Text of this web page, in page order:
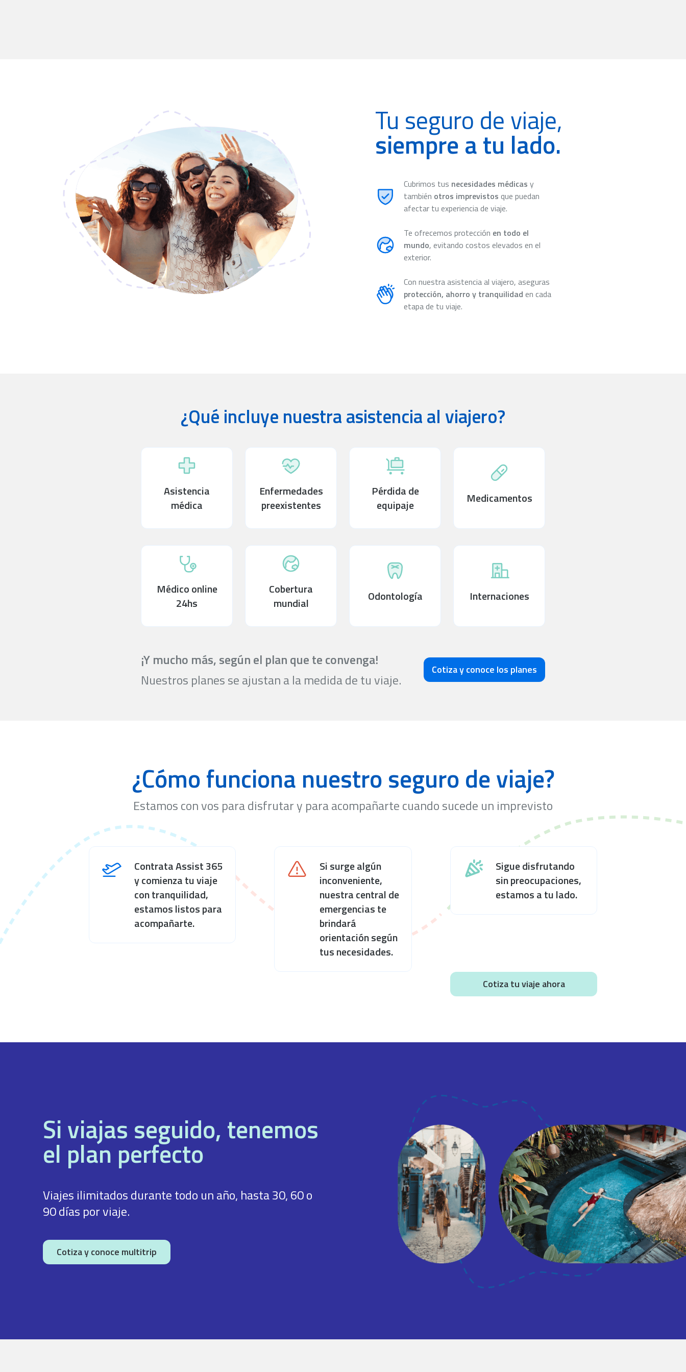
Tu seguro de viaje,
siempre a tu lado.
Cubrimos tus necesidades médicas y
también otros imprevistos que puedan
afectar tu experiencia de viaje.
Te ofrecemos protección en todo el
mundo, evitando costos elevados en el
exterior.
Con nuestra asistencia al viajero, aseguras
protección, ahorro y tranquilidad en cada
etapa de tu viaje.
¿Qué incluye nuestra asistencia al viajero?
Asistencia
médica
Enfermedades
preexistentes
Pérdida de
equipaje
Medicamentos
Médico online
24hs
Cobertura
mundial
Odontología Internaciones
¡Y mucho más, según el plan que te convenga!
Nuestros planes se ajustan a la medida de tu viaje.
Cotiza y conoce los planes
¿Cómo funciona nuestro seguro de viaje?
Estamos con vos para disfrutar y para acompañarte cuando sucede un imprevisto
Contrata Assist 365
y comienza tu viaje
con tranquilidad,
estamos listos para
acompañarte.
Si surge algún
inconveniente,
nuestra central de
emergencias te
brindará
orientación según
tus necesidades.
Sigue disfrutando
sin preocupaciones,
estamos a tu lado.
Cotiza tu viaje ahora
Si viajas seguido, tenemos
el plan perfecto
Viajes ilimitados durante todo un año, hasta 30, 60 o
90 días por viaje.
Cotiza y conoce multitrip